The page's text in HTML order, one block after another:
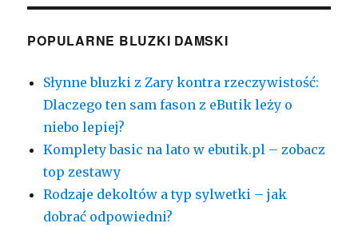
POPULARNE BLUZKI DAMSKI
Słynne bluzki z Zary kontra rzeczywistość:
Dlaczego ten sam fason z eButik leży o
niebo lepiej?
Komplety basic na lato w ebutik.pl – zobacz
top zestawy
Rodzaje dekoltów a typ sylwetki – jak
dobrać odpowiedni?